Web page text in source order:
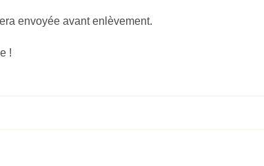
envoyée avant enlèvement.
!